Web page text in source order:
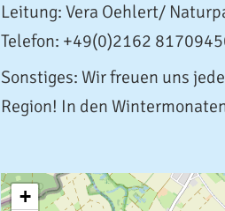
Leitung: Vera Oehlert/
Telefon: +49(0)2162
Sonstiges: Wir freuen uns
Region! In den
+